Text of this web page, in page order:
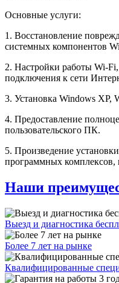
Основные услуги:
1. Восстановление
системных компонентов
2. Настройки работы Wi-
подключения к сети
3. Установка Windows XP,
4. Предоставление
пользовательского ПК.
5. Произведение
программных комплексов,
Наши
Выезд и диагностика
Более 7 лет на рынке
Квалифицированные